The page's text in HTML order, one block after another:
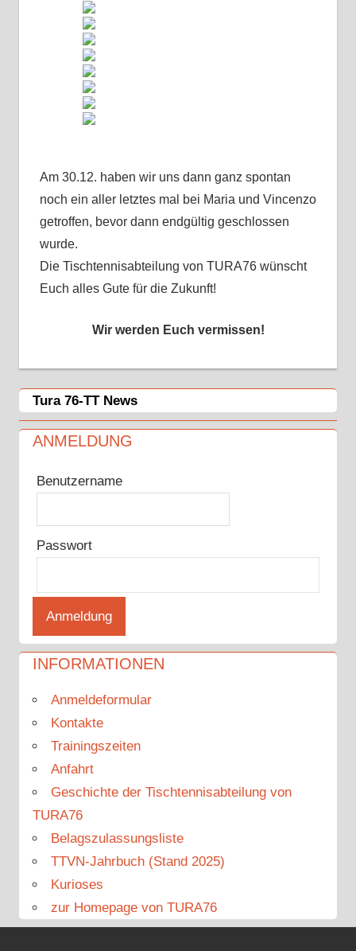
Am 30.12. haben wir uns dann ganz spontan
noch ein aller letztes mal bei Maria und Vincenzo
getroffen, bevor dann endgültig geschlossen
wurde.
Die Tischtennisabteilung von TURA76 wünscht
Euch alles Gute für die Zukunft!
Wir werden Euch vermissen!
Tura 76-TT News
ANMELDUNG
Benutzername
Passwort
INFORMATIONEN
Anmeldeformular
Kontakte
Trainingszeiten
Anfahrt
Geschichte der Tischtennisabteilung von
TURA76
Belagszulassungsliste
TTVN-Jahrbuch (Stand 2025)
Kurioses
zur Homepage von TURA76